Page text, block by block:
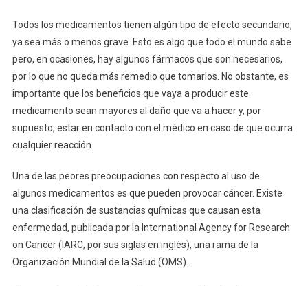
Están
Relacionados
Con
El
Cáncer
Todos los medicamentos tienen algún tipo de efecto secundario,
ya sea más o menos grave. Esto es algo que todo el mundo sabe
pero, en ocasiones, hay algunos fármacos que son necesarios,
por lo que no queda más remedio que tomarlos. No obstante, es
importante que los beneficios que vaya a producir este
medicamento sean mayores al daño que va a hacer y, por
supuesto, estar en contacto con el médico en caso de que ocurra
cualquier reacción.
Una de las peores preocupaciones con respecto al uso de
algunos medicamentos es que pueden provocar cáncer. Existe
una clasificación de sustancias químicas que causan esta
enfermedad, publicada por la International Agency for Research
on Cancer (IARC, por sus siglas en inglés), una rama de la
Organización Mundial de la Salud (OMS).